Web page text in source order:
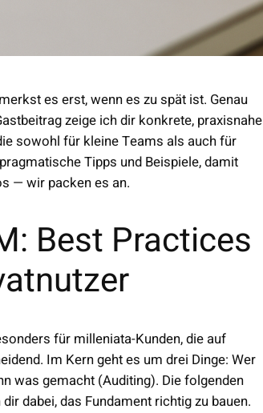
es erst, wenn es zu spät ist. Genau
zeige ich dir konkrete, praxisnahe
sowohl für kleine Teams als auch für
Tipps und Beispiele, damit
— wir packen es an.
Best Practices
für milleniata-Kunden, die auf
Im Kern geht es um drei Dinge: Wer
was gemacht (Auditing). Die folgenden
dabei, das Fundament richtig zu bauen.